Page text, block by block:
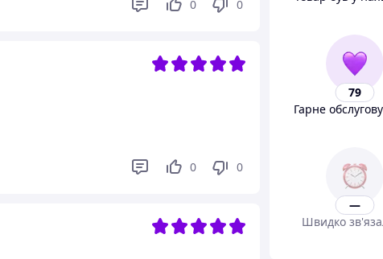
0 0
0 0
79
Гарне
—
Швидко